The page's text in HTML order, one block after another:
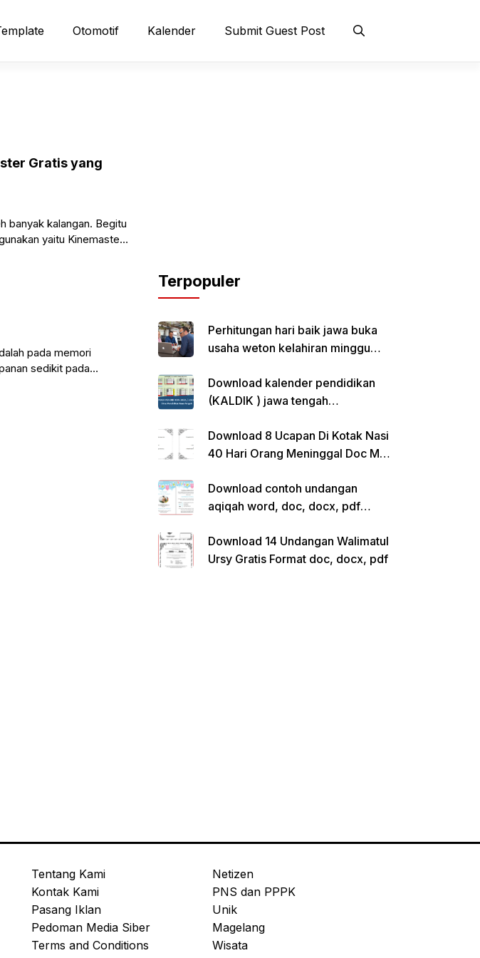
Otomotif Kalender Submit Guest Post
Gratis yang
banyak kalangan. Begitu
yaitu Kinemaster.
pada memori
sedikit pada
Terpopuler
Perhitungan hari baik jawa buka
usaha weton kelahiran minggu
Download kalender pendidikan
(KALDIK ) jawa tengah
Download 8 Ucapan Di Kotak Nasi
40 Hari Orang Meninggal Doc Ms.
Download contoh undangan
aqiqah word, doc, docx, pdf
Download 14 Undangan Walimatul
Ursy Gratis Format doc, docx, pdf
Tentang Kami
Kontak Kami
Pasang Iklan
Pedoman Media Siber
Terms and Conditions
Netizen
PNS dan PPPK
Unik
Magelang
Wisata